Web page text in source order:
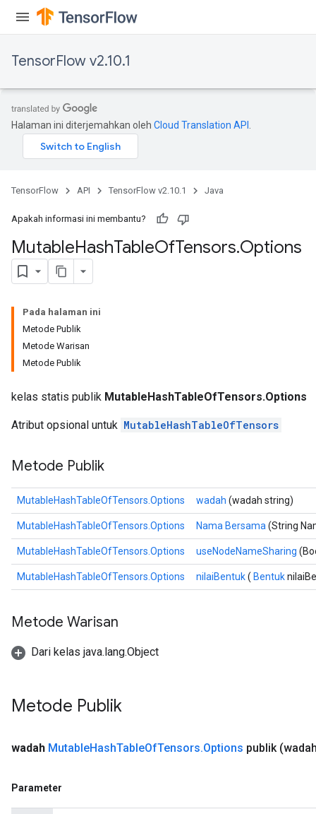
TensorFlow v2.10.1
Halaman ini diterjemahkan oleh Cloud Translation API
TensorFlow API TensorFlow v2.10.1 Java
Apakah informasi ini membantu?
MutableHashTableOfTensors.Options
Pada halaman ini
Metode Publik
Metode Warisan
Metode Publik
kelas statis publik MutableHashTableOfTensors.Options
Atribut opsional untuk MutableHashTableOfTensors
Metode Publik
MutableHashTableOfTensors.Options wadah (wadah string)
MutableHashTableOfTensors.Options Nama Bersama (String
MutableHashTableOfTensors.Options useNodeNameSharing
MutableHashTableOfTensors.Options nilaiBentuk( Bentuk
Metode Warisan
Dari kelas java.lang.Object
Metode Publik
wadah MutableHashTableOfTensors.Options publik
Parameter